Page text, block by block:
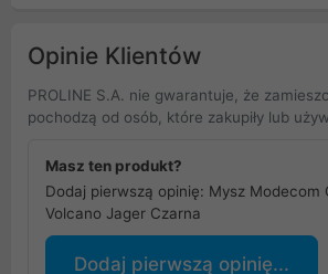
Opinie Klientów
PROLINE S.A. nie gwarantuje, że
pochodzą od osób, które zakupiły lub
Masz ten produkt?
Dodaj pierwszą opinię: Mysz Modecom
Volcano Jager Czarna
Dodaj pierwszą opinię...